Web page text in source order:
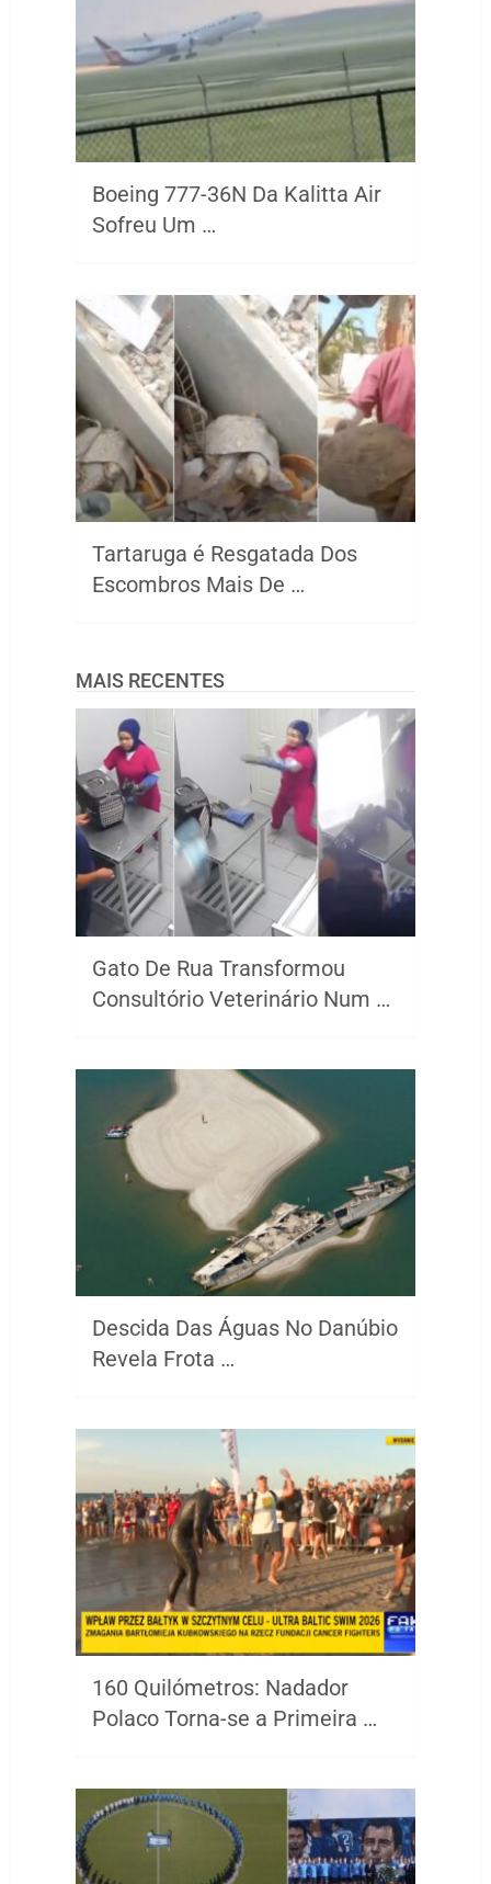
Boeing 777-36N Da Kalitta Air
Sofreu Um …
Tartaruga é Resgatada Dos
Escombros Mais De …
MAIS RECENTES
Gato De Rua Transformou
Consultório Veterinário Num …
Descida Das Águas No Danúbio
Revela Frota …
160 Quilómetros: Nadador
Polaco Torna-se a Primeira …